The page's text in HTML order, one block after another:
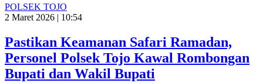
POLSEK TOJO
2 Maret 2026 | 10:54
Pastikan Keamanan Safari Ramadan,
Personel Polsek Tojo Kawal Rombongan
Bupati dan Wakil Bupati